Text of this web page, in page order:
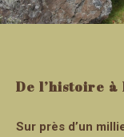
De l’histoire à
Sur près d’un